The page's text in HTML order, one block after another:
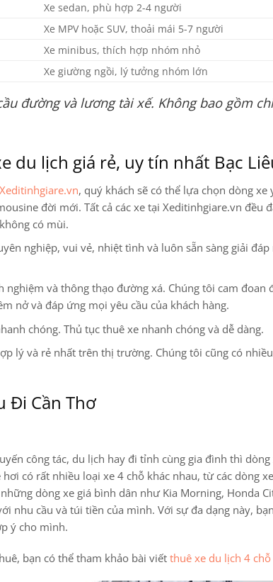
Xe sedan, phù hợp 2-4 người
Xe MPV hoặc SUV, thoải mái 5-7 người
Xe minibus, thích hợp nhóm nhỏ
Xe giường ngồi, lý tưởng nhóm lớn
đường và lương tài xế. Không bao gồm
du lịch giá rẻ, uy tín nhất Bạc
Xeditinhgiare.vn, quý khách sẽ có thể lựa chọn dòng xe
đời mới. Tất cả các xe tại Xeditinhgiare.vn đều
có mùi.
nghiệp, vui vẻ, nhiệt tình và luôn sẵn sàng giải
và thông thạo đường xá. Chúng tôi cam đoan
nở và đáp ứng mọi yêu cầu của khách hàng.
chóng. Thủ tục thuê xe nhanh chóng và dễ dàng.
lý và rẻ nhất trên thị trường. Chúng tôi cũng có
Đi Cần Thơ
công tác, du lịch hay đi tỉnh cùng gia đình thì dòng
có rất nhiều loại xe 4 chỗ khác nhau, từ các dòng
dòng xe giá bình dân như Kia Morning, Honda
nhu cầu và túi tiền của mình. Với sự đa dạng này,
ý cho mình.
bạn có thể tham khảo bài viết thuê xe du lịch 4 chỗ